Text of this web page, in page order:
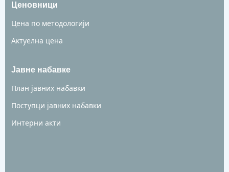
Ценовници
Цена по методологији
Актуелна цена
Јавне набавке
План јавних набавки
Поступци јавних набавки
Интерни акти